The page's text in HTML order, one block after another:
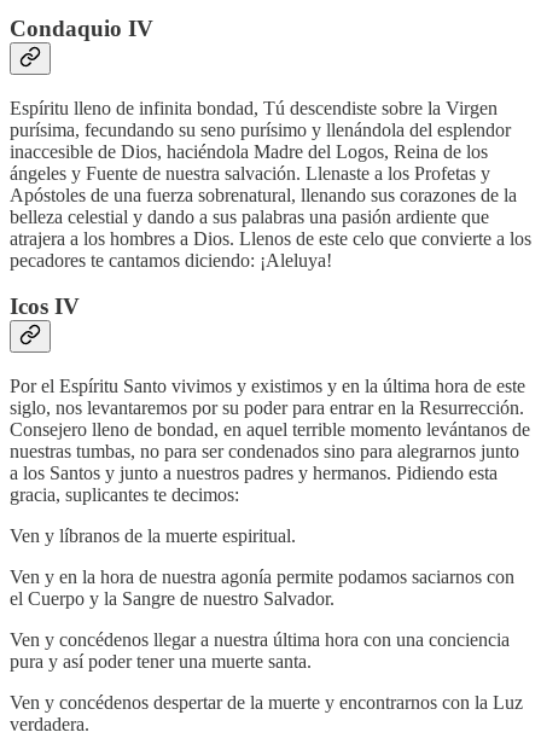
Condaquio IV
Espíritu lleno de infinita bondad, Tú descendiste sobre la Virgen
purísima, fecundando su seno purísimo y llenándola del esplendor
inaccesible de Dios, haciéndola Madre del Logos, Reina de los
ángeles y Fuente de nuestra salvación. Llenaste a los Profetas y
Apóstoles de una fuerza sobrenatural, llenando sus corazones de la
belleza celestial y dando a sus palabras una pasión ardiente que
atrajera a los hombres a Dios. Llenos de este celo que convierte a los
pecadores te cantamos diciendo: ¡Aleluya!
Icos IV
Por el Espíritu Santo vivimos y existimos y en la última hora de este
siglo, nos levantaremos por su poder para entrar en la Resurrección.
Consejero lleno de bondad, en aquel terrible momento levántanos de
nuestras tumbas, no para ser condenados sino para alegrarnos junto
a los Santos y junto a nuestros padres y hermanos. Pidiendo esta
gracia, suplicantes te decimos:
Ven y líbranos de la muerte espiritual.
Ven y en la hora de nuestra agonía permite podamos saciarnos con
el Cuerpo y la Sangre de nuestro Salvador.
Ven y concédenos llegar a nuestra última hora con una conciencia
pura y así poder tener una muerte santa.
Ven y concédenos despertar de la muerte y encontrarnos con la Luz
verdadera.